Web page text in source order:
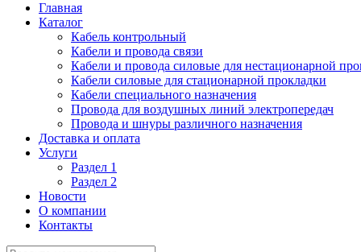
Главная
Каталог
Кабель контрольный
Кабели и провода связи
Кабели и провода силовые для нестационарной
Кабели силовые для стационарной прокладки
Кабели специального назначения
Провода для воздушных линий электропередач
Провода и шнуры различного назначения
Доставка и оплата
Услуги
Раздел 1
Раздел 2
Новости
О компании
Контакты